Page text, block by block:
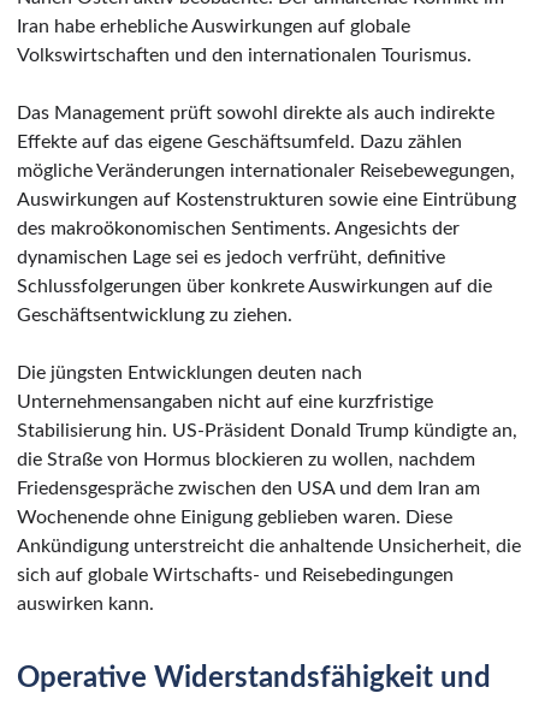
Iran habe erhebliche Auswirkungen auf globale
Volkswirtschaften und den internationalen Tourismus.
Das Management prüft sowohl direkte als auch indirekte
Effekte auf das eigene Geschäftsumfeld. Dazu zählen
mögliche Veränderungen internationaler Reisebewegungen,
Auswirkungen auf Kostenstrukturen sowie eine Eintrübung
des makroökonomischen Sentiments. Angesichts der
dynamischen Lage sei es jedoch verfrüht, definitive
Schlussfolgerungen über konkrete Auswirkungen auf die
Geschäftsentwicklung zu ziehen.
Die jüngsten Entwicklungen deuten nach
Unternehmensangaben nicht auf eine kurzfristige
Stabilisierung hin. US-Präsident Donald Trump kündigte an,
die Straße von Hormus blockieren zu wollen, nachdem
Friedensgespräche zwischen den USA und dem Iran am
Wochenende ohne Einigung geblieben waren. Diese
Ankündigung unterstreicht die anhaltende Unsicherheit, die
sich auf globale Wirtschafts- und Reisebedingungen
auswirken kann.
Operative Widerstandsfähigkeit und